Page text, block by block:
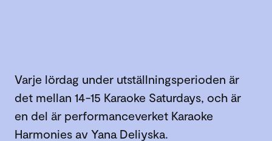
Varje lördag under utställningsperioden är
det mellan 14-15 Karaoke Saturdays, och är
en del är performanceverket Karaoke
Harmonies av Yana Deliyska.